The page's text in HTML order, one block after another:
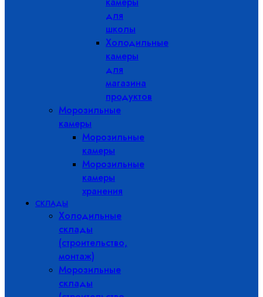
для
школы
Холодильные
камеры
для
магазина
продуктов
Морозильные
камеры
Морозильные
камеры
Морозильные
камеры
хранения
СКЛАДЫ
Холодильные
склады
(строительство,
монтаж)
Морозильные
склады